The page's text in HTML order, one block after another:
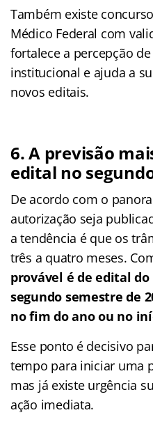
Também existe
Médico Federal com
fortalece a percepção
institucional e ajuda a
novos editais.
6. A previsão
edital no
De acordo com o
autorização seja
a tendência é que os
três a quatro meses.
provável é de edital do
segundo semestre de
no fim do ano ou no
Esse ponto é decisivo
tempo para iniciar uma
mas já existe urgência
ação imediata.